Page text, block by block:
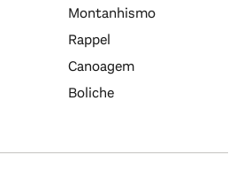
Montanhismo
Rappel
Canoagem
Boliche